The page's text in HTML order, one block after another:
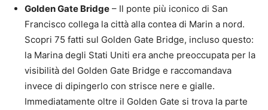
Golden Gate Bridge – Il ponte più iconico di San
Francisco collega la città alla contea di Marin a nord.
Scopri 75 fatti sul Golden Gate Bridge, incluso questo:
la Marina degli Stati Uniti era anche preoccupata per la
visibilità del Golden Gate Bridge e raccomandava
invece di dipingerlo con strisce nere e gialle.
Immediatamente oltre il Golden Gate si trova la parte